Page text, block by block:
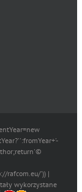
rafcom.eu/')) |
wykorzystane